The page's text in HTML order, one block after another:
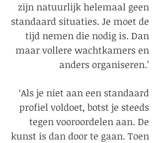
zijn natuurlijk helemaal geen
standaard situaties. Je moet de
tijd nemen die nodig is. Dan
maar vollere wachtkamers en
anders organiseren.’
‘Als je niet aan een standaard
profiel voldoet, botst je steeds
tegen vooroordelen aan. De
kunst is dan door te gaan. Toen